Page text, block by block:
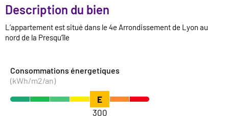
Description du bien
L’appartement est situé dans le 4e Arrondissement de Lyon au
nord de la Presqu’île
Consommations énergetiques
(kWh/m2/an)
E
300